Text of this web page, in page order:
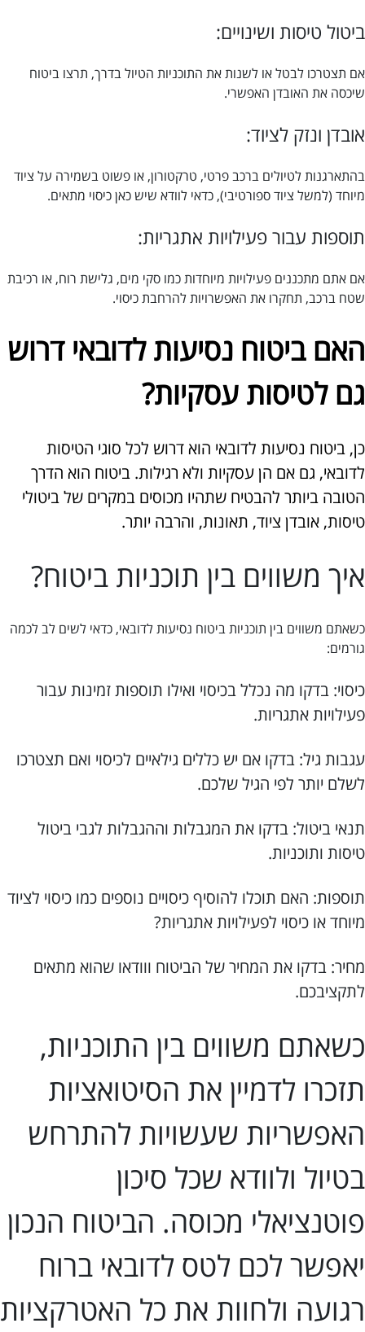
ביטול טיסות ושינויים:
אם תצטרכו לבטל או לשנות את התוכניות הטיול בדרך, תרצו ביטוח
שיכסה את האובדן האפשרי.
אובדן ונזק לציוד:
בהתארגנות לטיולים ברכב פרטי, טרקטורון, או פשוט בשמירה על ציוד
מיוחד (למשל ציוד ספורטיבי), כדאי לוודא שיש כאן כיסוי מתאים.
תוספות עבור פעילויות אתגריות:
אם אתם מתכננים פעילויות מיוחדות כמו סקי מים, גלישת רוח, או רכיבת
שטח ברכב, תחקרו את האפשרויות להרחבת כיסוי.
האם ביטוח נסיעות לדובאי דרוש
גם לטיסות עסקיות?
כן, ביטוח נסיעות לדובאי הוא דרוש לכל סוגי הטיסות
לדובאי, גם אם הן עסקיות ולא רגילות. ביטוח הוא הדרך
הטובה ביותר להבטיח שתהיו מכוסים במקרים של ביטולי
טיסות, אובדן ציוד, תאונות, והרבה יותר.
איך משווים בין תוכניות ביטוח?
כשאתם משווים בין תוכניות ביטוח נסיעות לדובאי, כדאי לשים לב לכמה
גורמים:
כיסוי: בדקו מה נכלל בכיסוי ואילו תוספות זמינות עבור
פעילויות אתגריות.
עגבות גיל: בדקו אם יש כללים גילאיים לכיסוי ואם תצטרכו
לשלם יותר לפי הגיל שלכם.
תנאי ביטול: בדקו את המגבלות וההגבלות לגבי ביטול
טיסות ותוכניות.
תוספות: האם תוכלו להוסיף כיסויים נוספים כמו כיסוי לציוד
מיוחד או כיסוי לפעילויות אתגריות?
מחיר: בדקו את המחיר של הביטוח ווודאו שהוא מתאים
לתקציבכם.
כשאתם משווים בין התוכניות,
תזכרו לדמיין את הסיטואציות
האפשריות שעשויות להתרחש
בטיול ולוודא שכל סיכון
פוטנציאלי מכוסה. הביטוח הנכון
יאפשר לכם לטס לדובאי ברוח
רגועה ולחוות את כל האטרקציות